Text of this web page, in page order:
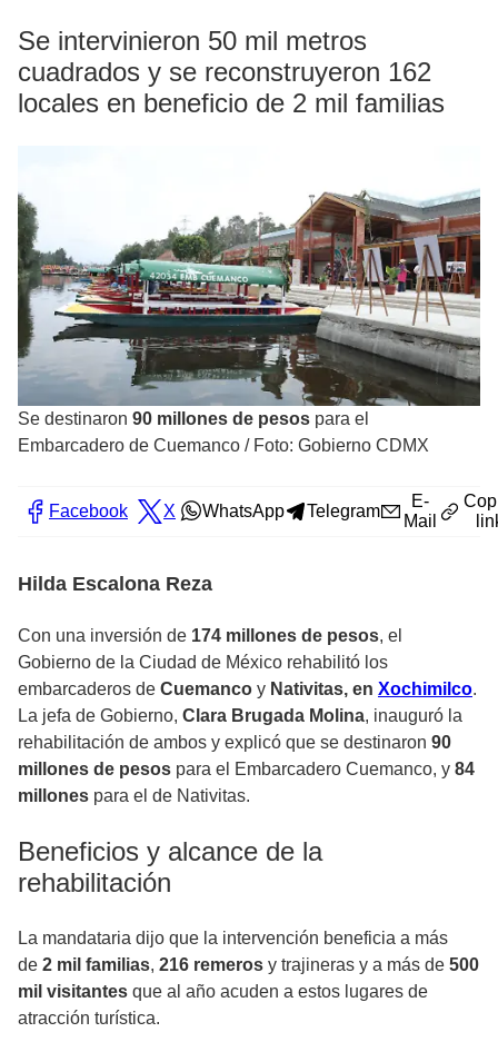
Se intervinieron 50 mil metros
cuadrados y se reconstruyeron 162
locales en beneficio de 2 mil familias
Se destinaron 90 millones de pesos para el
Embarcadero de Cuemanco / Foto: Gobierno CDMX
Facebook X WhatsApp Telegram
E-
Mail
Hilda Escalona Reza
Con una inversión de 174 millones de pesos, el
Gobierno de la Ciudad de México rehabilitó los
embarcaderos de Cuemanco y Nativitas, en Xochimilco.
La jefa de Gobierno, Clara Brugada Molina, inauguró la
rehabilitación de ambos y explicó que se destinaron 90
millones de pesos para el Embarcadero Cuemanco, y 84
millones para el de Nativitas.
Beneficios y alcance de la
rehabilitación
La mandataria dijo que la intervención beneficia a más
de 2 mil familias, 216 remeros y trajineras y a más de 500
mil visitantes que al año acuden a estos lugares de
atracción turística.